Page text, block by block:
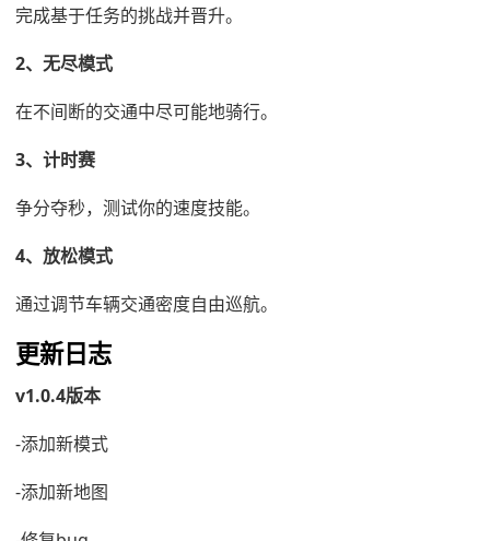
完成基于任务的挑战并晋升。
2、无尽模式
在不间断的交通中尽可能地骑行。
3、计时赛
争分夺秒，测试你的速度技能。
4、放松模式
通过调节车辆交通密度自由巡航。
更新日志
v1.0.4版本
-添加新模式
-添加新地图